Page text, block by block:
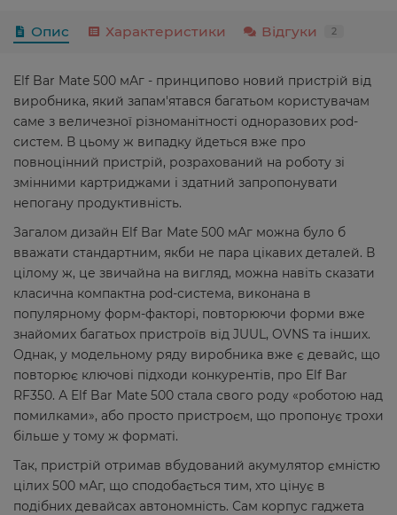
Опис Характеристики Відгуки 2
Elf Bar Mate 500 мАг - принципово новий пристрій від
виробника, який запам'ятався багатьом користувачам
саме з величезної різноманітності одноразових pod-
систем. В цьому ж випадку йдеться вже про
повноцінний пристрій, розрахований на роботу зі
змінними картриджами і здатний запропонувати
непогану продуктивність.
Загалом дизайн Elf Bar Mate 500 мАг можна було б
вважати стандартним, якби не пара цікавих деталей. В
цілому ж, це звичайна на вигляд, можна навіть сказати
класична компактна pod-система, виконана в
популярному форм-факторі, повторюючи форми вже
знайомих багатьох пристроїв від JUUL, OVNS та інших.
Однак, у модельному ряду виробника вже є девайс, що
повторює ключові підходи конкурентів, про Elf Bar
RF350. А Elf Bar Mate 500 стала свого роду «роботою над
помилками», або просто пристроєм, що пропонує трохи
більше у тому ж форматі.
Так, пристрій отримав вбудований акумулятор ємністю
цілих 500 мАг, що сподобається тим, хто цінує в
подібних девайсах автономність. Сам корпус гаджета